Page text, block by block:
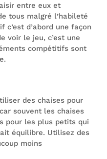
entre eux et
tous malgré l’habileté
c’est d’abord une façon
voir le jeu, c’est une
compétitifs sont
des chaises pour
souvent les chaises
pour les plus petits qui
équilibre. Utilisez des
moins